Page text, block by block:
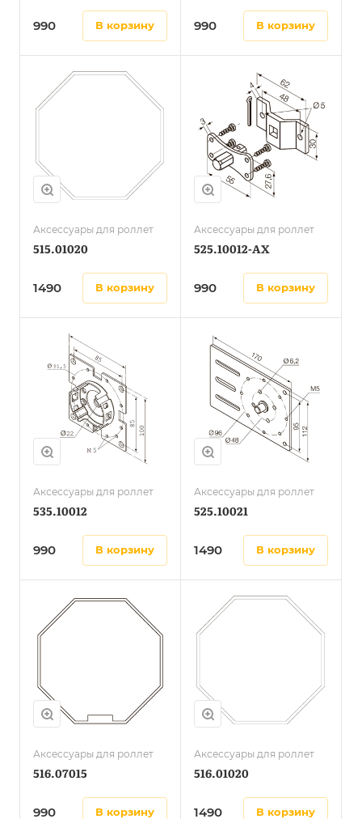
990 в корзину 990 в корзину
Аксессуары для роллет
515.01020
1490 в корзину
Аксессуары для роллет
525.10012-AX
990 в корзину
Аксессуары для роллет
535.10012
990 в корзину
Аксессуары для роллет
525.10021
1490 в корзину
Аксессуары для роллет
516.07015
990 в корзину
Аксессуары для роллет
516.01020
1490 в корзину